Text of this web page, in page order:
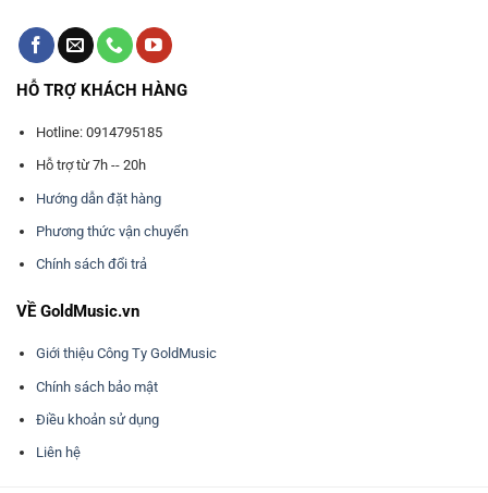
HỖ TRỢ KHÁCH HÀNG
Hotline: 0914795185
Hỗ trợ từ 7h -- 20h
Hướng dẫn đặt hàng
Phương thức vận chuyển
Chính sách đổi trả
VỀ GoldMusic.vn
Giới thiệu Công Ty GoldMusic
Chính sách bảo mật
Điều khoản sử dụng
Liên hệ